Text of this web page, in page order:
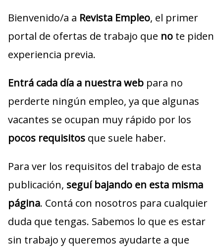
Bienvenido/a a Revista Empleo, el primer
portal de ofertas de trabajo que no te piden
experiencia previa.
Entrá cada día a nuestra web para no
perderte ningún empleo, ya que algunas
vacantes se ocupan muy rápido por los
pocos requisitos que suele haber.
Para ver los requisitos del trabajo de esta
publicación, seguí bajando en esta misma
página. Contá con nosotros para cualquier
duda que tengas. Sabemos lo que es estar
sin trabajo y queremos ayudarte a que